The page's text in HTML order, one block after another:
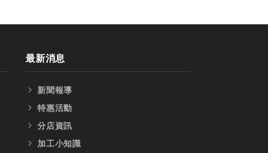
最新消息
新聞報導
特惠活動
分店資訊
加工小知識